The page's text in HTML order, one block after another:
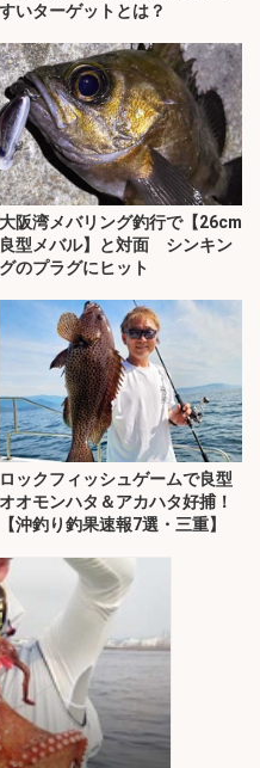
すいターゲットとは？
大阪湾メバリング釣行で【26cm
良型メバル】と対面 シンキン
グのプラグにヒット
ロックフィッシュゲームで良型
オオモンハタ＆アカハタ好捕！
【沖釣り釣果速報7選・三重】